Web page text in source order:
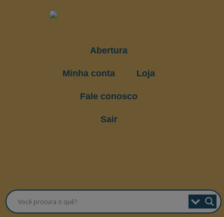
Abertura
Minha conta Loja
Fale conosco
Sair